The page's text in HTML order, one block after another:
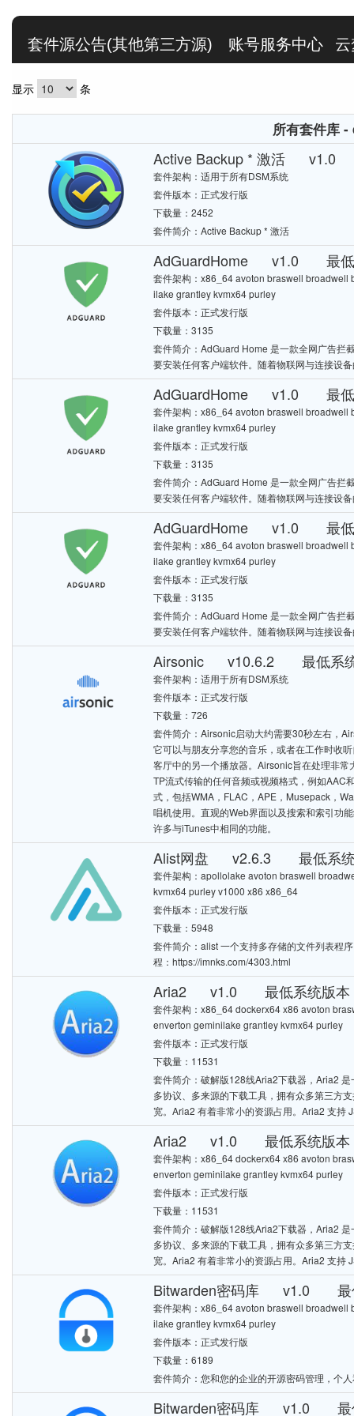
套件源公告(其他第三方源) 账号服务中心
显示 条
所有套件库
Active Backup * 激活 v1.0
套件架构：适用于所有DSM系统
套件版本：正式发行版
下载量：2452
套件简介：Active Backup * 激活
AdGuardHome v1.0 最低
套件架构：x86_64 avoton braswell
ilake grantley kvmx64 purley
套件版本：正式发行版
下载量：3135
套件简介：AdGuard Home 是一款全网广告拦
要安装任何客户端软件。随着物联网与连接设
AdGuardHome v1.0 最低
套件架构：x86_64 avoton braswell
ilake grantley kvmx64 purley
套件版本：正式发行版
下载量：3135
套件简介：AdGuard Home 是一款全网广告拦
要安装任何客户端软件。随着物联网与连接设
AdGuardHome v1.0 最低
套件架构：x86_64 avoton braswell
ilake grantley kvmx64 purley
套件版本：正式发行版
下载量：3135
套件简介：AdGuard Home 是一款全网广告拦
要安装任何客户端软件。随着物联网与连接设
Airsonic v10.6.2 最低系统
套件架构：适用于所有DSM系统
套件版本：正式发行版
下载量：726
套件简介：Airsonic启动大约需要30秒左右，
它可以与朋友分享您的音乐，或者在工作时收
客厅中的另一个播放器。Airsonic旨在处理非
TP流式传输的任何音频或视频格式，例如AAC
式，包括WMA，FLAC，APE，Musepack，
唱机使用。直观的Web界面以及搜索和索引功
许多与iTunes中相同的功能。
Alist网盘 v2.6.3 最低系统
套件架构：apollolake avoton braswell
kvmx64 purley v1000 x86 x86_64
套件版本：正式发行版
下载量：5948
套件简介：alist 一个支持多存储的文件列表程
程：https://imnks.com/4303.html
Aria2 v1.0 最低系统版本
套件架构：x86_64 dockerx64 x86 avoton
enverton geminilake grantley kvmx64 purley
套件版本：正式发行版
下载量：11531
套件简介：破解版128线Aria2下载器，Aria2
多协议、多来源的下载工具，拥有众多第三方
宽。Aria2 有着非常小的资源占用。Aria2 支持
Aria2 v1.0 最低系统版本
套件架构：x86_64 dockerx64 x86 avoton
enverton geminilake grantley kvmx64 purley
套件版本：正式发行版
下载量：11531
套件简介：破解版128线Aria2下载器，Aria2
多协议、多来源的下载工具，拥有众多第三方
宽。Aria2 有着非常小的资源占用。Aria2 支持
Bitwarden密码库 v1.0 最
套件架构：x86_64 avoton braswell
ilake grantley kvmx64 purley
套件版本：正式发行版
下载量：6189
套件简介：您和您的企业的开源密码管理，个
Bitwarden密码库 v1.0 最